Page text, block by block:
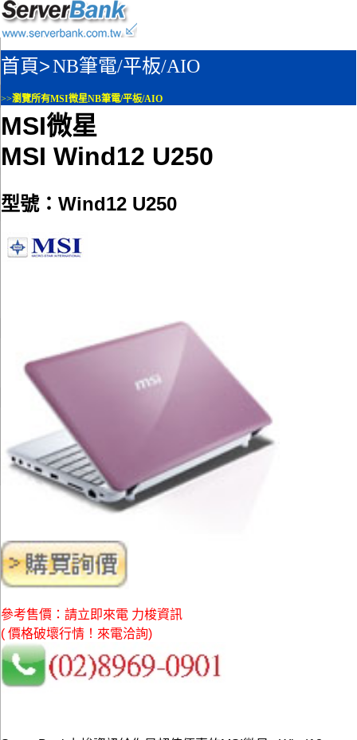
首頁>NB筆電/平板/AIO
>>瀏覽所有MSI微星NB筆電/平板/AIO
MSI微星
MSI Wind12 U250
型號：Wind12 U250
參考售價：請立即來電 力梭資訊
( 價格破壞行情！來電洽詢)